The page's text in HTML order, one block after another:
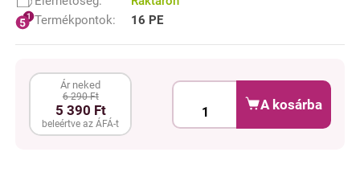
Termékpontok:
16 PE
Ár neked
6 290 Ft
5 390 Ft
beleértve az ÁFÁ-t
A kosárba